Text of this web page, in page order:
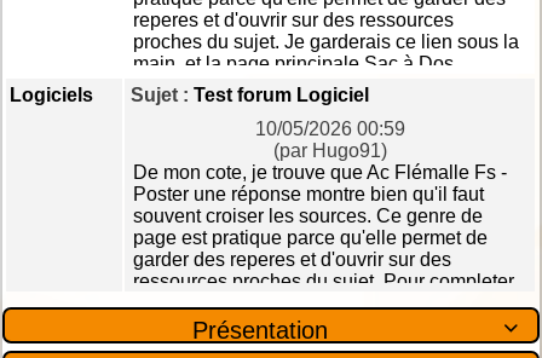
reperes et d'ouvrir sur des ressources
proches du sujet. Je garderais ce lien sous la
main, et la page principale Sac à Dos
Ordinateur donne le contexte general quand
on veut creuser sans rester sur une seule
Logiciels Sujet :Test forum Logiciel
10/05/2026 00:59
(par Hugo91)
De mon cote, je trouve que Ac Flémalle Fs -
Poster une réponse montre bien qu'il faut
souvent croiser les sources. Ce genre de
page est pratique parce qu'elle permet de
garder des reperes et d'ouvrir sur des
ressources proches du sujet. Pour completer,
ce site peut servir de point d'appui; ce site
aide aussi a voir l'orientation globale du site.
...

Présentation